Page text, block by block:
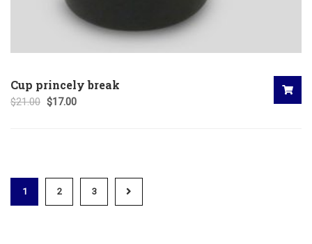
Cup princely break
$21.00 $17.00
1 2 3